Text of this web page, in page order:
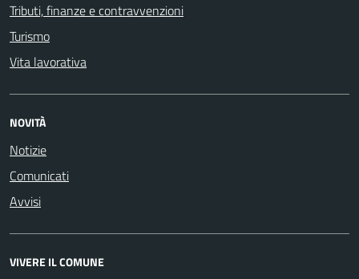
Tributi, finanze e contravvenzioni
Turismo
Vita lavorativa
NOVITÀ
Notizie
Comunicati
Avvisi
VIVERE IL COMUNE